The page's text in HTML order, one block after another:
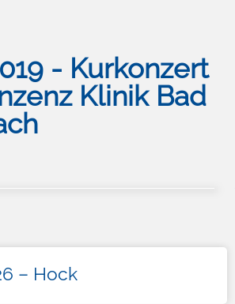
- Kurkonzert
Klinik Bad
– Hock